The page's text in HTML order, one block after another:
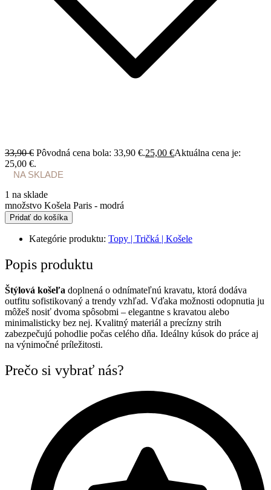
33,90€ Pôvodná cena bola: 33,90 €.25,00 €Aktuálna cena je:
25,00 €.
NA SKLADE
1 na sklade
množstvo Košela Paris - modrá
Pridať do košíka
Kategórie produktu: Topy | Tričká | Košele
Popis produktu
Štýlová košeľa doplnená o odnímateľnú kravatu, ktorá dodáva
outfitu sofistikovaný a trendy vzhľad. Vďaka možnosti odopnutia ju
môžeš nosiť dvoma spôsobmi – elegantne s kravatou alebo
minimalisticky bez nej. Kvalitný materiál a precízny strih
zabezpečujú pohodlie počas celého dňa. Ideálny kúsok do práce aj
na výnimočné príležitosti.
Prečo si vybrať nás?